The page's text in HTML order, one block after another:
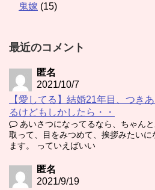
鬼嫁 (15)
最近のコメント
匿名
2021/10/7
【愛してる】結婚21年目、つき
るけどもしかしたら・・
あいさつになってるなら、ちゃん
取って、目をみつめて、挨拶みたい
ます。 っていえばいい
匿名
2021/9/19